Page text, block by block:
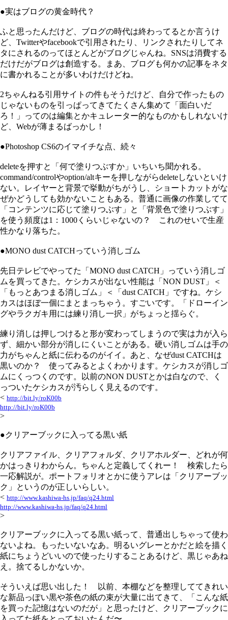
●実はブログの黄金時代？
ふと思ったんだけど、ブログの時代は終わってるとか言うけ
ど、Twitterやfacebookで引用されたり、リンクされたりしてネ
タにされるのってほとんどがブログじゃんね。SNSは消費する
だけだがブログは創造する。まあ、ブログも何かの記事をネタ
に書かれることが多いわけだけどね。
2ちゃんねる引用サイトの件もそうだけど、自分で作ったもの
じゃないものを引っぱってきてたくさん集めて「面白いだ
ろ！」ってのは編集とかキュレーター的なものかもしれないけ
ど、Webが薄まるばっかし！
●Photoshop CS6のイマイチな点、続々
deleteを押すと「何で塗りつぶすか」いちいち聞かれる。
command/controlやoption/altキーを押しながらdeleteしないといけ
ない。レイヤーと背景で挙動がちがうし、ショートカットがな
ぜかどうしても効かないこともある。普通に画像の作業してて
「コンテンツに応じて塗りつぶす」と「背景色で塗りつぶす」
を使う頻度は1：1000くらいじゃないの？ これのせいで生産
性かなり落ちた。
●MONO dust CATCHっていう消しゴム
先日テレビでやってた「MONO dust CATCH」っていう消しゴ
ムを買ってきた。ケシカスが出ない性能は「NON DUST」＜
「もっとあつまる消しゴム」＜「dust CATCH」ですね。ケシ
カスはほぼ一個にまとまっちゃう。すごいです。「ドローイン
グやラクガキ用には練り消し一択」がちょっと揺らぐ。
練り消しは押しつけると形が変わってしまうので実は力が入ら
ず、細かい部分が消しにくいことがある。硬い消しゴムは手の
力がちゃんと紙に伝わるのがイイ。あと、なぜdust CATCHは
黒いのか？ 使ってみるとよくわかります。ケシカスが消しゴ
ムにくっつくのです。以前のNON DUSTとかは白なので、く
っついたケシカスが汚らしく見えるのです。
< http://bit.ly/roK00b
http://bit.ly/roK00b
>
●クリアーブックに入ってる黒い紙
クリアファイル、クリアフォルダ、クリアホルダー、どれが何
かはっきりわからん。ちゃんと定義してくれー！ 検索したら
一応解説が。ポートフォリオとかに使うアレは「クリアーブッ
ク」というのが正しいらしい。
< http://www.kashiwa-hs.jp/faq/q24.html
http://www.kashiwa-hs.jp/faq/q24.html
>
クリアーブックに入ってる黒い紙って、普通出しちゃって使わ
ないよね。もったいないなあ。明るいグレーとかだと絵を描く
紙にちょうどいいので使ったりすることあるけど、黒じゃあね
え。捨てるしかないか。
そういえば思い出した！ 以前、本棚などを整理しててきれい
な新品っぽい黒や茶色の紙の束が大量に出てきて、「こんな紙
を買った記憶はないのだが」と思ったけど、クリアーブックに